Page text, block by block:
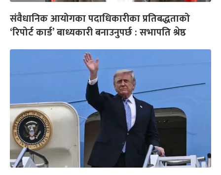
संवैधानिक आयोगका पदाधिकारीका प्रतिबद्धताको
‘रिपोर्ट कार्ड’ बाध्यकारी बनाउनुपर्छ : सभापति श्रेष्ठ